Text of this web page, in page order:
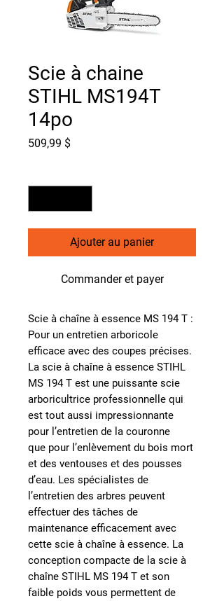
Scie à chaine
STIHL MS194T
14po
509,99 $Prix
Ajouter au panier
Commander et payer
Scie à chaîne à essence MS 194 T :
Pour un entretien arboricole
efficace avec des coupes précises.
La scie à chaîne à essence STIHL
MS 194 T est une puissante scie
arboricultrice professionnelle qui
est tout aussi impressionnante
pour l’entretien de la couronne
que pour l’enlèvement du bois mort
et des ventouses et des pousses
d’eau. Les spécialistes de
l’entretien des arbres peuvent
effectuer des tâches de
maintenance efficacement avec
cette scie à chaîne à essence. La
conception compacte de la scie à
chaîne STIHL MS 194 T et son
faible poids vous permettent de